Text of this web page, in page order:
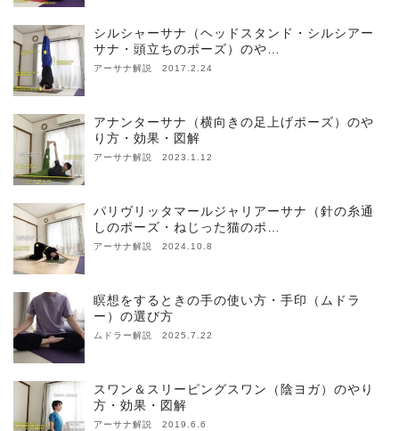
シルシャーサナ（ヘッドスタンド・シルシアー
サナ・頭立ちのポーズ）のや…
アーサナ解説 2017.2.24
アナンターサナ（横向きの足上げポーズ）のや
り方・効果・図解
アーサナ解説 2023.1.12
パリヴリッタマールジャリアーサナ（針の糸通
しのポーズ・ねじった猫のポ…
アーサナ解説 2024.10.8
瞑想をするときの手の使い方・手印（ムドラ
ー）の選び方
ムドラー解説 2025.7.22
スワン＆スリーピングスワン（陰ヨガ）のやり
方・効果・図解
アーサナ解説 2019.6.6